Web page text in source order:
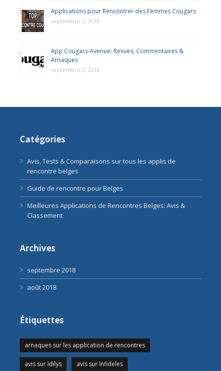
Applications pour Rencontrer des Femmes Cougars
septembre 2, 2018
App Cougars-Avenue: Revues, Commentaires &
Arnaques
septembre 2, 2018
Catégories
Avis, Tests & Comparaisons sur tous les applis de
rencontre belges
Guide de rencontre pour Belges
Meilleures Applications de Rencontres Belges: Avis &
Classement
Archives
septembre 2018
août 2018
Étiquettes
arnaques sur les application de rencontres
avis sur Idilys avis sur Infideles